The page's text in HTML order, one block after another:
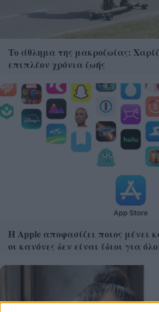
Το άθλημα της μακροζωίας:
επιπλέον χρόνια ζωής
Η Apple αποφασίζει ποιος μένει
οι κανόνες δεν είναι ίδιοι για